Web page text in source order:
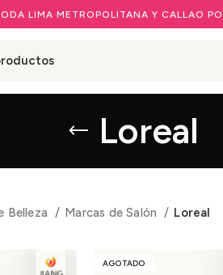
LIMA METROPOLITANA Y CALLAO
Loreal
Belleza Marcas de Salón Loreal
AGOTADO